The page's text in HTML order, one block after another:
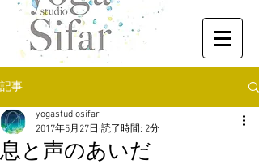
記事
息と声のあいだ
yogastudiosifar
2017年5月27日 読了時間: 2分